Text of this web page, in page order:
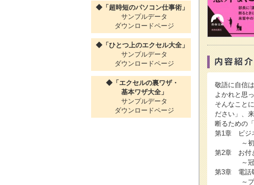
敬語に自信
よかれと思
そんなこと
ださい」、
断るための
第1章 ビジ
～初対面
第2章 お付
～冠婚葬
第3章 電話
～プライ
◆「超時短のパソコン仕事術」
サンプルデータ
ダウンロードページ
◆「ひとつ上のエクセル大全」
サンプルデータ
ダウンロードページ
◆「エクセルの裏ワザ・
基本ワザ大全」
サンプルデータ
ダウンロードページ